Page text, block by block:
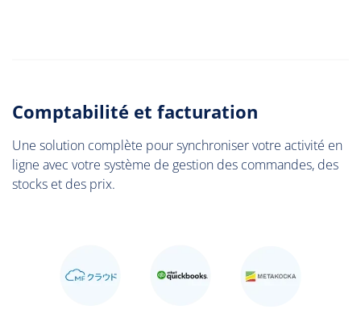
Comptabilité et facturation
Une solution complète pour synchroniser votre activité en
ligne avec votre système de gestion des commandes, des
stocks et des prix.